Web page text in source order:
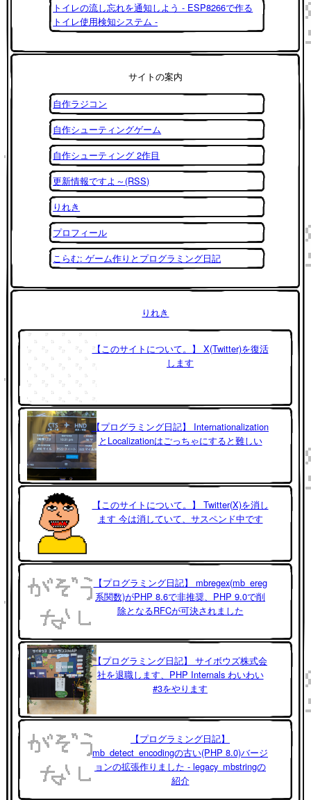
トイレの流し忘れを通知しよう - ESP8266で作る
トイレ使用検知システム -
サイトの案内
自作ラジコン
自作シューティングゲーム
自作シューティング 2作目
更新情報ですよ～(RSS)
りれき
プロフィール
こらむ: ゲーム作りとプログラミング日記
りれき
【このサイトについて。】 X(Twitter)を復活
します
【プログラミング日記】 Internationalization
とLocalizationはごっちゃにすると難しい
【このサイトについて。】 Twitter(X)を消し
ます 今は消していて、サスペンド中です
【プログラミング日記】 mbregex(mb_ereg
系関数)がPHP 8.6で非推奨、PHP 9.0で削
除となるRFCが可決されました
【プログラミング日記】 サイボウズ株式会
社を退職します、PHP Internals わいわい
#3をやります
【プログラミング日記】
mb_detect_encodingの古い(PHP 8.0)バージ
ョンの拡張作りました - legacy_mbstringの
紹介